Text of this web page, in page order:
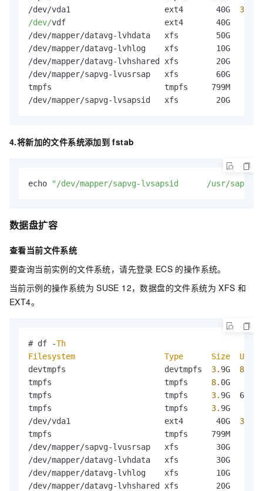
/dev/vda1                    ext4       40G 3.
/dev/vdf                     ext4       40G
/dev/mapper/datavg-lvhdata   xfs        50G
/dev/mapper/datavg-lvhlog    xfs        10G
/dev/mapper/datavg-lvhshared xfs        20G
/dev/mapper/sapvg-lvusrsap   xfs        60G
tmpfs                        tmpfs     799M
/dev/mapper/sapvg-lvsapsid   xfs        20G
4.将新加的文件系统添加到 fstab
echo "/dev/mapper/sapvg-lvsapsid      /usr/
数据盘扩容
查看当前文件系统
要查询当前实例的文件系统，请先登录 ECS 的操作系统。
当前示例的操作系统为 SUSE 12，数据盘的文件系统为 XFS 和
EXT4。
# df -Th
Filesystem
Type Size
Used
devtmpfs                     devtmpfs 3. 9G 8.
tmpfs                        tmpfs 8. 0G
tmpfs                        tmpfs 3. 9G
tmpfs                        tmpfs 3. 9G
/dev/vda1                    ext4       40G 3.
tmpfs                        tmpfs     799M
/dev/mapper/sapvg-lvusrsap   xfs        30G
/dev/mapper/datavg-lvhdata   xfs        30G
/dev/mapper/datavg-lvhlog    xfs        10G
/dev/mapper/datavg-lvhshared xfs        20G